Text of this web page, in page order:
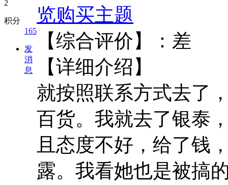
积分
165
发
消
息
览购买主题
【综合评
【详细介绍】
就按照联系方式去了
百货。我就去了银泰
且态度不好，给了钱
露。我看她也是被搞